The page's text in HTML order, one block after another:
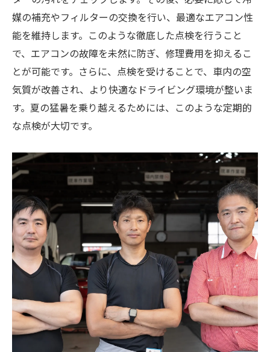
媒の補充やフィルターの交換を行い、最適なエアコン性
能を維持します。このような徹底した点検を行うこと
で、エアコンの故障を未然に防ぎ、修理費用を抑えるこ
とが可能です。さらに、点検を受けることで、車内の空
気質が改善され、より快適なドライビング環境が整いま
す。夏の猛暑を乗り越えるためには、このような定期的
な点検が大切です。